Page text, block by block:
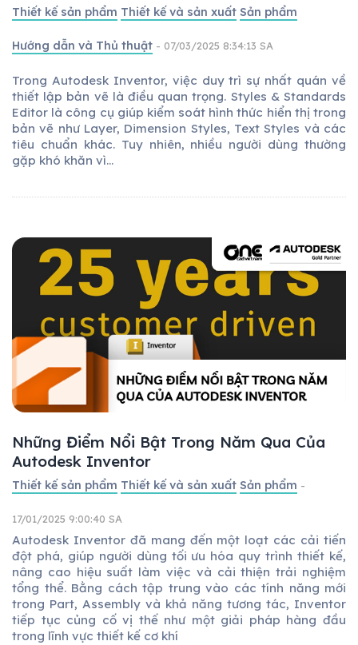
Thiết kế sản phẩm Thiết kế và sản xuất Sản phẩm
Hướng dẫn và Thủ thuật - 07/03/2025 8:34:13 SA
Trong Autodesk Inventor, việc duy trì sự nhất quán về
thiết lập bản vẽ là điều quan trọng. Styles & Standards
Editor là công cụ giúp kiểm soát hình thức hiển thị trong
bản vẽ như Layer, Dimension Styles, Text Styles và các
tiêu chuẩn khác. Tuy nhiên, nhiều người dùng thường
gặp khó khăn vì...
Những Điểm Nổi Bật Trong Năm Qua Của
Autodesk Inventor
Thiết kế sản phẩm Thiết kế và sản xuất Sản phẩm -
17/01/2025 9:00:40 SA
Autodesk Inventor đã mang đến một loạt các cải tiến
đột phá, giúp người dùng tối ưu hóa quy trình thiết kế,
nâng cao hiệu suất làm việc và cải thiện trải nghiệm
tổng thể. Bằng cách tập trung vào các tính năng mới
trong Part, Assembly và khả năng tương tác, Inventor
tiếp tục củng cố vị thế như một giải pháp hàng đầu
trong lĩnh vực thiết kế cơ khí